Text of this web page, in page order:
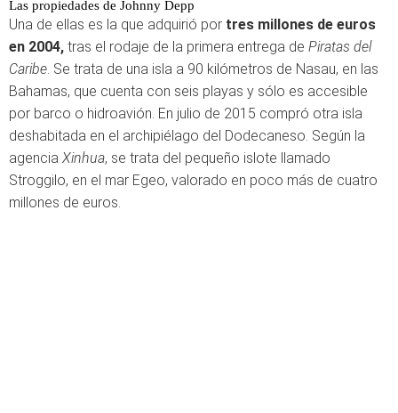
Las propiedades de Johnny Depp
Una de ellas es la que adquirió por tres millones de euros
en 2004, tras el rodaje de la primera entrega de Piratas del
Caribe. Se trata de una isla a 90 kilómetros de Nasau, en las
Bahamas, que cuenta con seis playas y sólo es accesible
por barco o hidroavión. En julio de 2015 compró otra isla
deshabitada en el archipiélago del Dodecaneso. Según la
agencia Xinhua, se trata del pequeño islote llamado
Stroggilo, en el mar Egeo, valorado en poco más de cuatro
millones de euros.